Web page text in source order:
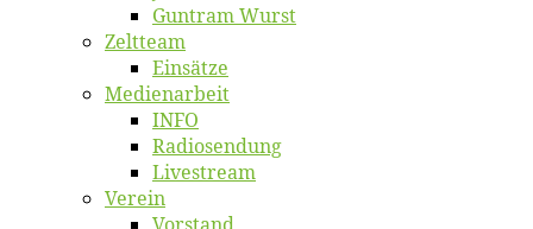
Gun­tram Wurst
Zelt­team
Ein­sät­ze
Me­di­en­ar­beit
INFO
Ra­dio­sen­dung
Live­stream
Ver­ein